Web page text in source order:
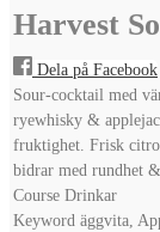
Harvest
Dela på Facebook
Sour‑cocktail med
ryewhisky &
fruktighet. Frisk
bidrar med rundhet
Course Drinkar
Keyword äggvita,